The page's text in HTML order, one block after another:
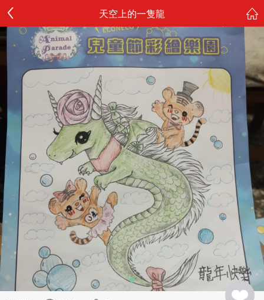
天空上的一隻龍